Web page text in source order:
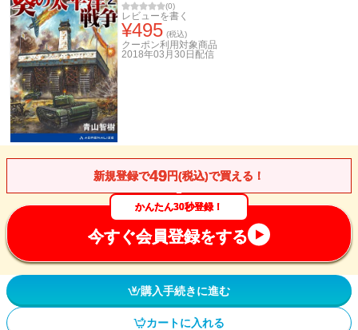
(0)
レビューを書く
¥495 (税込)
クーポン利用対象商品
2018年03月30日 配信
新規登録で49円(税込)で買える！
かんたん30秒登録！
今すぐ会員登録をする
購入手続きに進む
カートに入れる